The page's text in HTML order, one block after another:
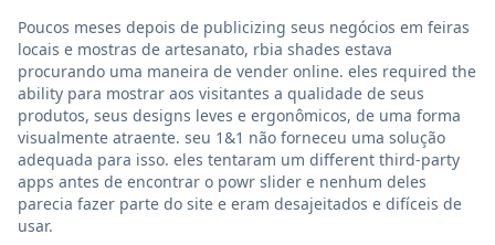
Poucos meses depois de publicizing seus negócios em feiras
locais e mostras de artesanato, rbia shades estava
procurando uma maneira de vender online. eles required the
ability para mostrar aos visitantes a qualidade de seus
produtos, seus designs leves e ergonômicos, de uma forma
visualmente atraente. seu 1&1 não forneceu uma solução
adequada para isso. eles tentaram um different third-party
apps antes de encontrar o powr slider e nenhum deles
parecia fazer parte do site e eram desajeitados e difíceis de
usar.